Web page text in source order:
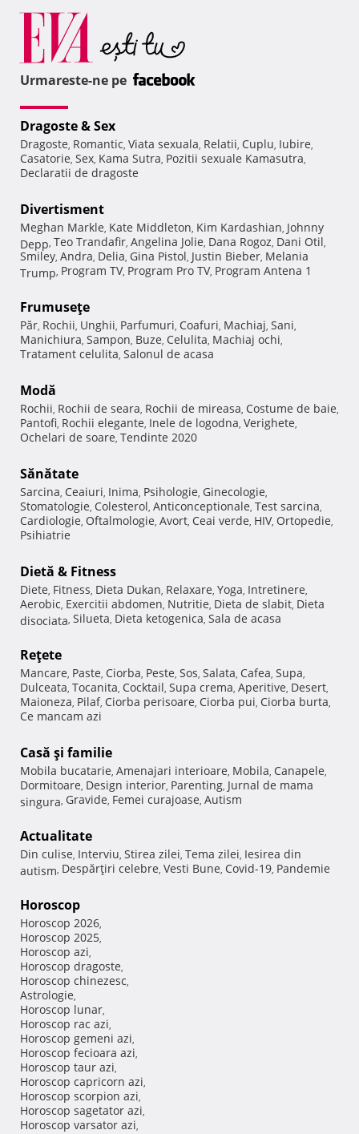
Urmareste-ne pe
Dragoste & Sex
Dragoste, Romantic, Viata sexuala, Relatii, Cuplu, Iubire,
Casatorie, Sex, Kama Sutra, Pozitii sexuale Kamasutra,
Declaratii de dragoste
Divertisment
Meghan Markle, Kate Middleton, Kim Kardashian, Johnny
Depp, Teo Trandafir, Angelina Jolie, Dana Rogoz, Dani Otil,
Smiley, Andra, Delia, Gina Pistol, Justin Bieber, Melania
Trump, Program TV, Program Pro TV, Program Antena 1
Frumuseţe
Păr, Rochii, Unghii, Parfumuri, Coafuri, Machiaj, Sani,
Manichiura, Sampon, Buze, Celulita, Machiaj ochi,
Tratament celulita, Salonul de acasa
Modă
Rochii, Rochii de seara, Rochii de mireasa, Costume de baie,
Pantofi, Rochii elegante, Inele de logodna, Verighete,
Ochelari de soare, Tendinte 2020
Sănătate
Sarcina, Ceaiuri, Inima, Psihologie, Ginecologie,
Stomatologie, Colesterol, Anticonceptionale, Test sarcina,
Cardiologie, Oftalmologie, Avort, Ceai verde, HIV, Ortopedie,
Psihiatrie
Dietă & Fitness
Diete, Fitness, Dieta Dukan, Relaxare, Yoga, Intretinere,
Aerobic, Exercitii abdomen, Nutritie, Dieta de slabit, Dieta
disociata, Silueta, Dieta ketogenica, Sala de acasa
Reţete
Mancare, Paste, Ciorba, Peste, Sos, Salata, Cafea, Supa,
Dulceata, Tocanita, Cocktail, Supa crema, Aperitive, Desert,
Maioneza, Pilaf, Ciorba perisoare, Ciorba pui, Ciorba burta,
Ce mancam azi
Casă şi familie
Mobila bucatarie, Amenajari interioare, Mobila, Canapele,
Dormitoare, Design interior, Parenting, Jurnal de mama
singura, Gravide, Femei curajoase, Autism
Actualitate
Din culise, Interviu, Stirea zilei, Tema zilei, Iesirea din
autism, Despărţiri celebre, Vesti Bune, Covid-19, Pandemie
Horoscop
Horoscop 2026,
Horoscop 2025,
Horoscop azi,
Horoscop dragoste,
Horoscop chinezesc,
Astrologie,
Horoscop lunar,
Horoscop rac azi,
Horoscop gemeni azi,
Horoscop fecioara azi,
Horoscop taur azi,
Horoscop capricorn azi,
Horoscop scorpion azi,
Horoscop sagetator azi,
Horoscop varsator azi,